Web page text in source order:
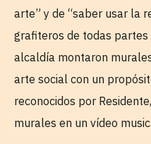
arte” y de “saber usar la
grafiteros de todas
alcaldía montaron
arte social con un
reconocidos por
murales en un vídeo